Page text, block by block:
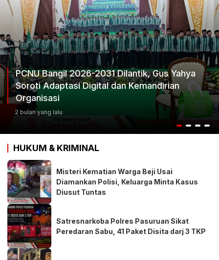
Ketum Progib Dorong Rapimwil Jatim Hasilkan
Keputusan Terbaik
3 bulan yang lalu
HUKUM & KRIMINAL
Misteri Kematian Warga Beji Usai
Diamankan Polisi, Keluarga Minta Kasus
Diusut Tuntas
Satresnarkoba Polres Pasuruan Sikat
Peredaran Sabu, 41 Paket Disita darj 3 TKP